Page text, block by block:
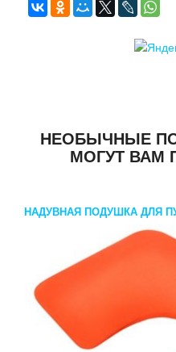
НЕОБЫЧНЫЕ
МОГУТ ВАМ
НАДУВНАЯ ПОДУШКА ДЛЯ